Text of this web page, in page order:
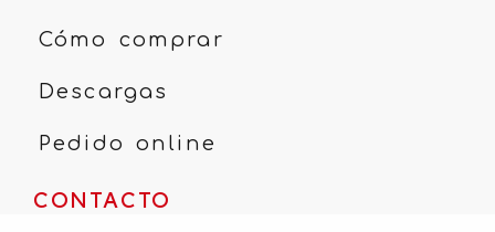
Cómo comprar
Descargas
Pedido online
CONTACTO